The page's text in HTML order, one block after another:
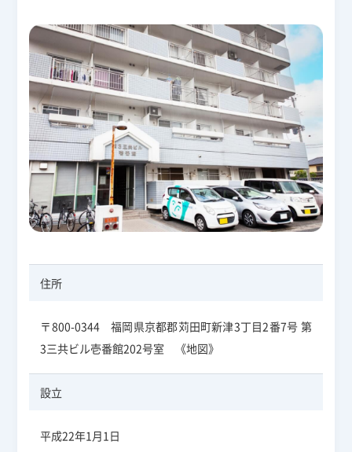
住所
〒800-0344 福岡県京都郡苅田町新津3丁目2番7号 第
3三共ビル壱番館202号室
《地図》
設立
平成22年1月1日